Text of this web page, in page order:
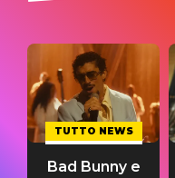
TUTTO NEWS
Bad Bunny e